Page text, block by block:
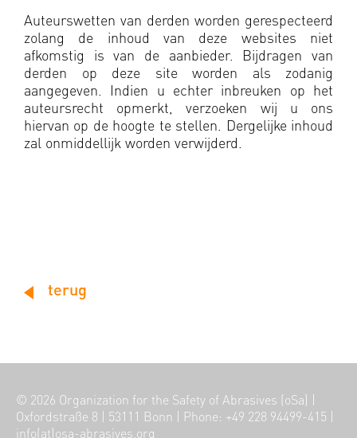
Auteurswetten van derden worden gerespecteerd
zolang de inhoud van deze websites niet
afkomstig is van de aanbieder. Bijdragen van
derden op deze site worden als zodanig
aangegeven. Indien u echter inbreuken op het
auteursrecht opmerkt, verzoeken wij u ons
hiervan op de hoogte te stellen. Dergelijke inhoud
zal onmiddellijk worden verwijderd.
terug
© 2026 Organization for the Safety of Abrasives (oSa) |
Oxfordstraße 8 | 53111 Bonn | Phone: +49 228 94499-415 |
info(at)osa-abrasives.org